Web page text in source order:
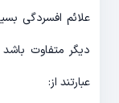
علائم افسردگی
دیگر متفاوت
عبارتند از: